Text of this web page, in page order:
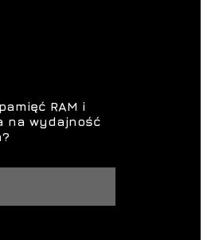
RAM i
na wydajność